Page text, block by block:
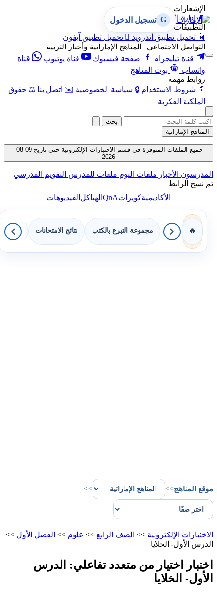
الإشعارات
🔔 إدارة الإشعارات
التطبيقات
🤖 تحميل تطبيق أندرويد  تحميل تطبيق آيفون
التواصل الاجتماعي | المناهج الإماراتية وأخبار التربية
قناة تيليجرام
صفحة فيسبوك قناة يوتيوب
قناة
واتساب
بوت المناهج
روابط مهمة
📄 شروط الاستخدام 🔒 سياسة الخصوصية ✉️ اتصل بنا ⚖️ حقوق
الملكية الفكرية
G تسجيل الدخول
بحث
المناهج الإماراتية
جميع الملفات المتوفرة في قسم الاختبارات الإلكترونية حتى تاريخ 09-08-
2026
المدرسون الأخبار ملفات اليوم ملفات للمدرس التقويم المدرسي
تم نسخ الرابط
الأكاديميةكويزاتQnAالهياكل الفيديوهات
🔥 مجموعة التبرع بالكتب نتائج الامتحانات
موقع المناهج>>
>>
الاختبارات الإلكترونية >> الصف الرابع >> علوم >> الفصل الأول >>
الدرس الأول- الخلايا
اختبار اختيار من متعدد تفاعلي: الدرس
الأول- الخلايا